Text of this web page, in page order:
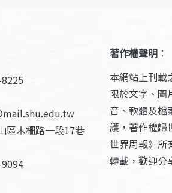
區木柵路一段17巷
著作權聲明 ：
本網站上刊載
限於文字、圖
音、軟體及檔
護，著作權歸
世界周報》所
轉載，歡迎分